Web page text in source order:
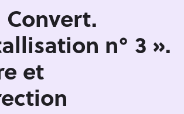
Convert.
n° 3 ».
et